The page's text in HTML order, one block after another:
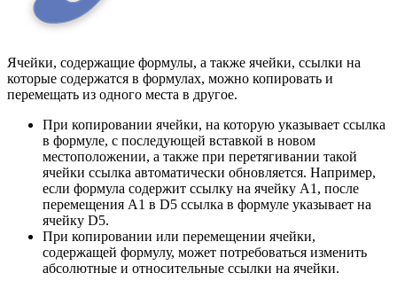
Ячейки, содержащие формулы, а также ячейки, ссылки на
которые содержатся в формулах, можно копировать и
перемещать из одного места в другое.
При копировании ячейки, на которую указывает ссылка
в формуле, с последующей вставкой в новом
местоположении, а также при перетягивании такой
ячейки ссылка автоматически обновляется. Например,
если формула содержит ссылку на ячейку A1, после
перемещения A1 в D5 ссылка в формуле указывает на
ячейку D5.
При копировании или перемещении ячейки,
содержащей формулу, может потребоваться изменить
абсолютные и относительные ссылки на ячейки.